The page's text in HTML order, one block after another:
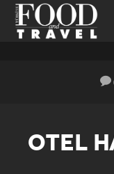
OTEL